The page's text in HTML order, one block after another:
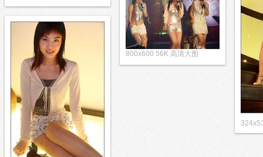
800x600 56K 高清大图